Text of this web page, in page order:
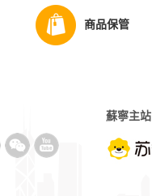
商品保管
蘇寧主站